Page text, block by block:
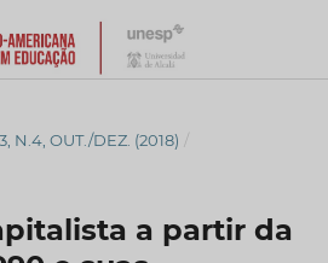
N.4, OUT./DEZ. (2018) /
a partir da